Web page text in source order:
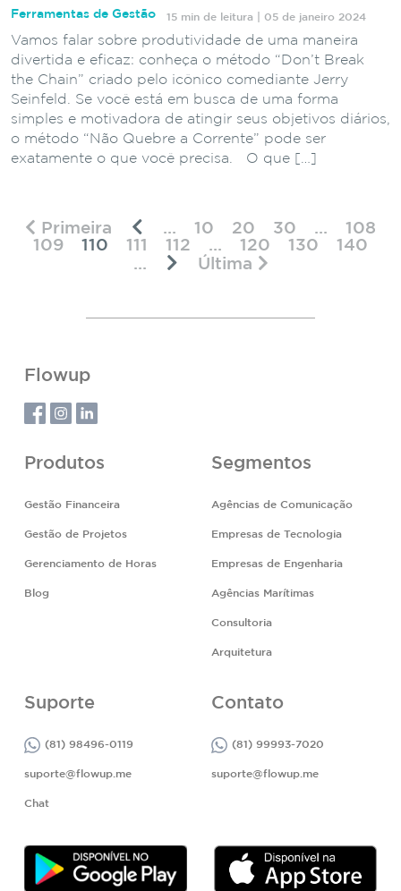
Ferramentas de Gestão 15 min de leitura | 05 de janeiro 2024
Vamos falar sobre produtividade de uma maneira
divertida e eficaz: conheça o método “Don’t Break
the Chain” criado pelo icônico comediante Jerry
Seinfeld. Se você está em busca de uma forma
simples e motivadora de atingir seus objetivos diários,
o método “Não Quebre a Corrente” pode ser
exatamente o que você precisa. O que […]
Primeira ... 10 20 30 ...
108
109
110 111 112 ... 120 130
140
...
Última
Flowup
Produtos
Gestão Financeira
Gestão de Projetos
Gerenciamento de Horas
Blog
Segmentos
Agências de Comunicação
Empresas de Tecnologia
Empresas de Engenharia
Agências Marítimas
Consultoria
Arquitetura
Suporte
(81) 98496-0119
suporte@flowup.me
Chat
Contato
(81) 99993-7020
suporte@flowup.me